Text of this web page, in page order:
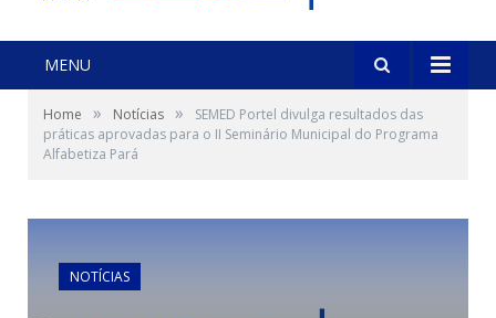
MENU
Home » Notícias »
SEMED Portel divulga resultados das
práticas aprovadas para o II Seminário Municipal do Programa
Alfabetiza Pará
NOTÍCIAS